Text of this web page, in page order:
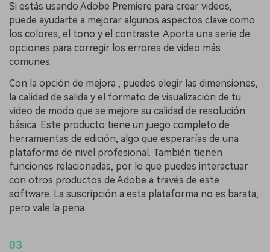
Si estás usando Adobe Premiere para crear videos,
puede ayudarte a mejorar algunos aspectos clave como
los colores, el tono y el contraste. Aporta una serie de
opciones para corregir los errores de video más
comunes.
Con la opción de mejora , puedes elegir las dimensiones,
la calidad de salida y el formato de visualización de tu
video de modo que se mejore su calidad de resolución
básica. Este producto tiene un juego completo de
herramientas de edición, algo que esperarías de una
plataforma de nivel profesional. También tienen
funciones relacionadas, por lo que puedes interactuar
con otros productos de Adobe a través de este
software. La suscripción a esta plataforma no es barata,
pero vale la pena.
03